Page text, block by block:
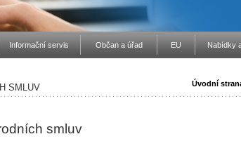
Informační servis Občan a úřad EU Nabídky
Úvodní
SMLUV
smluv